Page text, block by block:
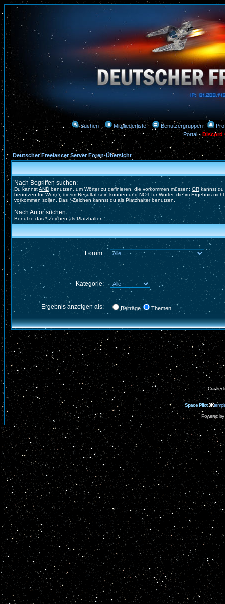
Suchen Mitgliederliste Benutzergruppen
Portal-Discord
Deutscher Freelancer Server Foren-Übersicht
Nach Begriffen suchen:
Du kannstAND benutzen, um Wörter zu definieren, die vorkommen müssen; OR kannst du
benutzen für Wörter, die im Resultat sein können und NOT für Wörter, die im Ergebnis nicht
vorkommen sollen. Das *-Zeichen kannst du als Platzhalter benutzen.
Nach Autor suchen:
Benutze das *-Zeichen als Platzhalter
Forum:
Kategorie:
Ergebnis anzeigen als: Beiträge Themen
Space Pilot3K
Powered by